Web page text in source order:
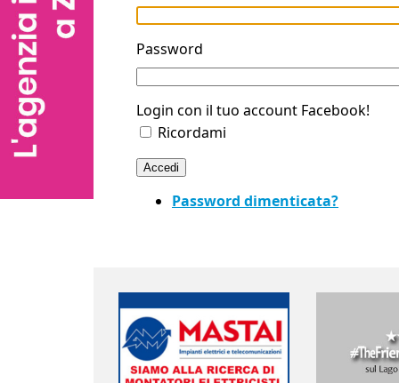
Password
Login con il tuo account Facebook!
Ricordami
Accedi
Password dimenticata?